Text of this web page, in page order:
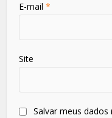
E-mail*
Site
Salvar meus